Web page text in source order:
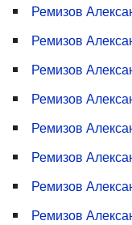
Ремизов
Ремизов
Ремизов
Ремизов
Ремизов
Ремизов
Ремизов
Ремизов